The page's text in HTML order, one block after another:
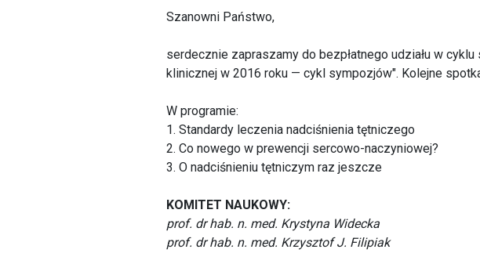
Szanowni Państwo,
serdecznie zapraszamy do bezpłatnego udziału w
klinicznej w 2016 roku — cykl sympozjów". Kolejne
W programie:
1. Standardy leczenia nadciśnienia tętniczego
2. Co nowego w prewencji sercowo-naczyniowej?
3. O nadciśnieniu tętniczym raz jeszcze
KOMITET NAUKOWY:
prof. dr hab. n. med. Krystyna Widecka
prof. dr hab. n. med. Krzysztof J. Filipiak